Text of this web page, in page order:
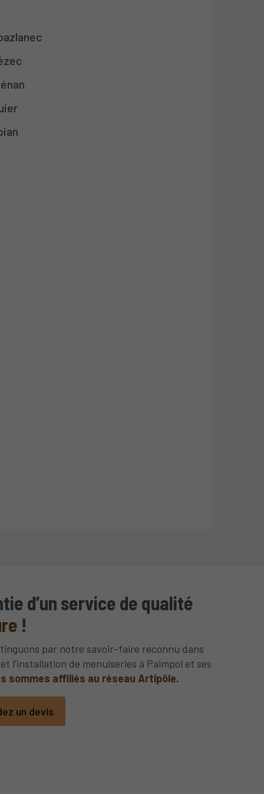
d’un service de qualité
!
par notre savoir-faire reconnu dans
l’installation de menuiseries à Paimpol et ses
sommes affiliés au réseau Artipôle.
un devis